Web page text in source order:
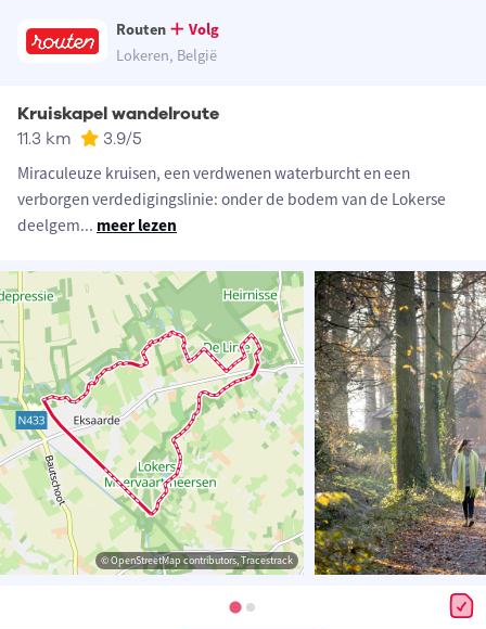
Routen
Volg
Lokeren, België
Kruiskapel wandelroute
11.3 km 3.9/5
Miraculeuze kruisen, een verdwenen waterburcht en een
verborgen verdedigingslinie: onder de bodem van de Lokerse
deelgem... meer lezen
© OpenStreetMap contributors, Tracestrack